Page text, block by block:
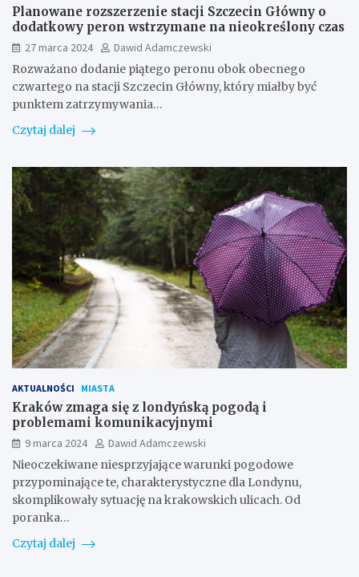
Planowane rozszerzenie stacji Szczecin Główny o
dodatkowy peron wstrzymane na nieokreślony czas
27 marca 2024
Dawid Adamczewski
Rozważano dodanie piątego peronu obok obecnego
czwartego na stacji Szczecin Główny, który miałby być
punktem zatrzymywania…
Czytaj dalej
AKTUALNOŚCI MIASTA
Kraków zmaga się z londyńską pogodą i
problemami komunikacyjnymi
9 marca 2024
Dawid Adamczewski
Nieoczekiwane niesprzyjające warunki pogodowe
przypominające te, charakterystyczne dla Londynu,
skomplikowały sytuację na krakowskich ulicach. Od
poranka…
Czytaj dalej